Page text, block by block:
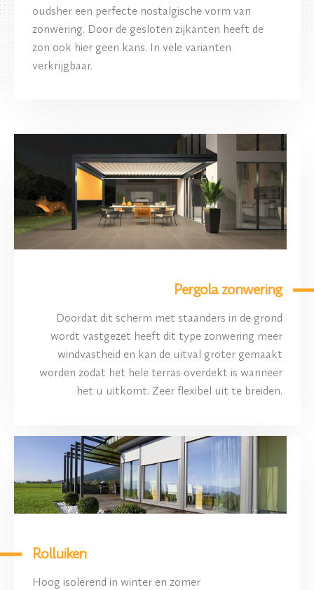
oudsher een perfecte nostalgische vorm van
zonwering. Door de gesloten zijkanten heeft de
zon ook hier geen kans. In vele varianten
verkrijgbaar.
Pergola zonwering
Doordat dit scherm met staanders in de grond
wordt vastgezet heeft dit type zonwering meer
windvastheid en kan de uitval groter gemaakt
worden zodat het hele terras overdekt is wanneer
het u uitkomt. Zeer flexibel uit te breiden.
Rolluiken
Hoog isolerend in winter en zomer